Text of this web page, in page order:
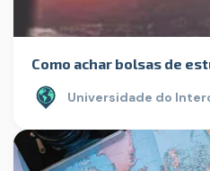
Como achar bolsas de
Universidade do